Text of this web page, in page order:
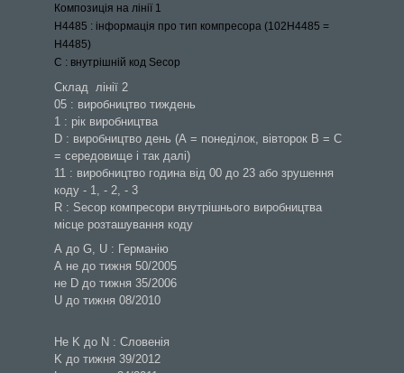
Композиція на лінії 1
H4485 : інформація про тип компресора (102H4485 =
H4485)
C : внутрішній код Secop
Склад лінії 2
05 : виробництво тиждень
1 : рік виробництва
D : виробництво день (А = понеділок, вівторок В = C
= середовище і так далі)
11 : виробництво година від 00 до 23 або зрушення
коду - 1, - 2, - 3
R : Secop компресори внутрішнього виробництва
місце розташування коду
А до G, U : Германію
А не до тижня 50/2005
не D до тижня 35/2006
U до тижня 08/2010
Не K до N : Словенія
K до тижня 39/2012